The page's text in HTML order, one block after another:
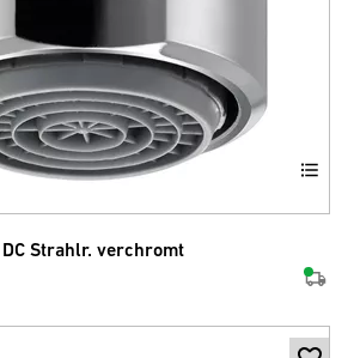
DC Strahlr. verchromt